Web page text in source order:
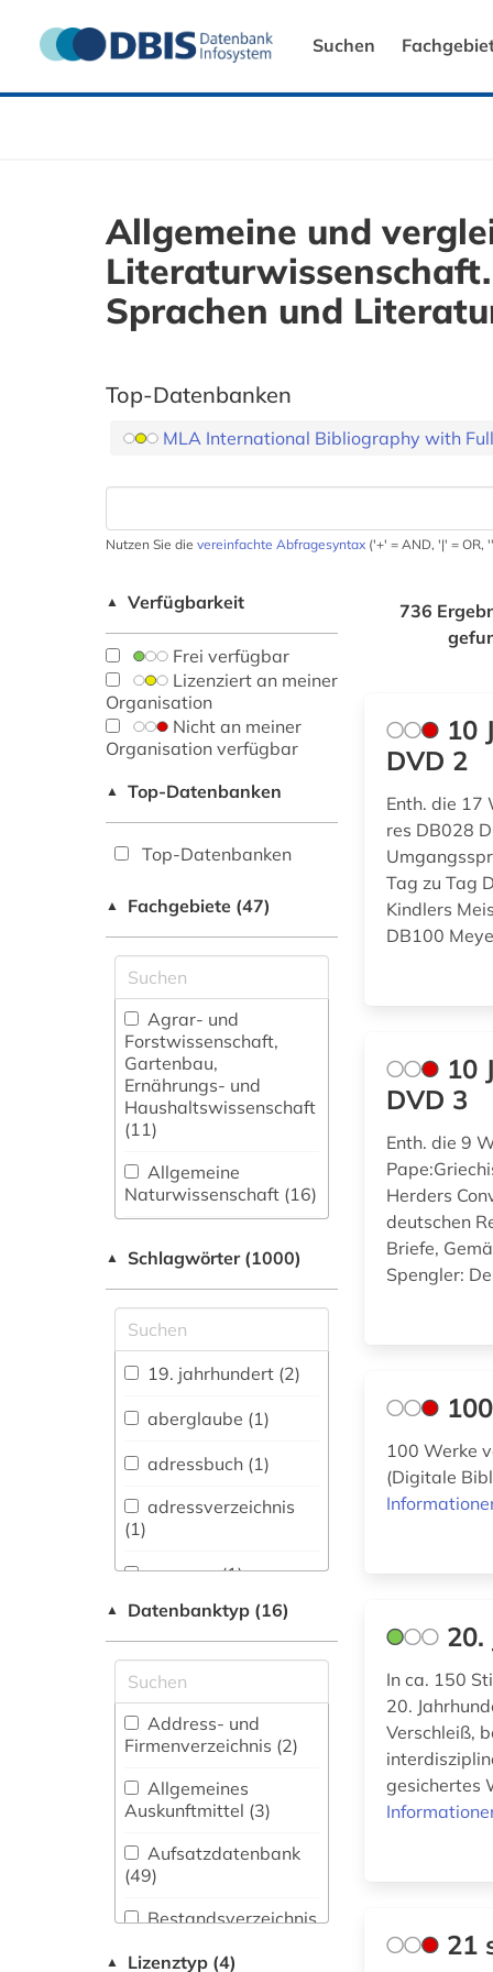
Suchen
Allgemeine und
Sprachen und
Top-Datenbanken
MLA International Bibliography with
Nutzen Sie die vereinfachte Abfragesyntax ('+' = AND, '|' = OR,
▲ Verfügbarkeit
Frei verfügbar
Lizenziert an meiner
Organisation
Nicht an meiner
Organisation verfügbar
▲ Top-Datenbanken
Top-Datenbanken
▲ Fachgebiete (47)
Agrar- und
Forstwissenschaft,
Gartenbau,
Ernährungs- und
Haushaltswissenschaft
(11)
Allgemeine
Naturwissenschaft (16)
fachübergreifende
Allgemeine und
vergleichende Sprach-
und
Literaturwissenschaft.
Indogermanistik.
Außereuropäische
Sprachen und
Literaturen (736)
Anglistik.
Amerikanistik (201)
Vermessungswesen
(28)
Biologie,
Biotechnologie (27)
Buch- und
Bibliothekswesen,
Informationswissenschaft
(42)
Chemie und
▲ Schlagwörter (1000)
19. jahrhundert (2)
aberglaube (1)
adressbuch (1)
adressverzeichnis
(1)
aesopus (1)
african diaspora (1)
african studies (1)
african women (1)
afrika (4)
afrikaforschung (1)
afrikanistik (2)
afrikastudien (1)
afrikawissenschaften
▲ Datenbanktyp (16)
Address- und
Firmenverzeichnis (2)
Allgemeines
Auskunftmittel (3)
Aufsatzdatenbank
(49)
Bestandsverzeichnis
▲ Lizenztyp (4)
736
10
DVD 2
Enth. die 17
res DB028
Tag zu Tag
Kindlers
DB100
10
DVD 3
Enth. die 9
Herders
deutschen
Briefe,
Spengler:
100 Werke
(Digitale
In ca. 150
20.
Verschleiß,
gesichertes
21